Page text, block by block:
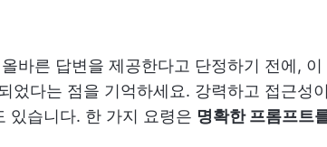
바른 답변을 제공한다고 단정하기 전에,
었다는 점을 기억하세요. 강력하고 접근성
있습니다. 한 가지 요령은 명확한 프롬프트